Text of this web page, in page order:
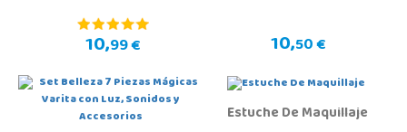
10,99 € 10,50 €
Estuche De Maquillaje